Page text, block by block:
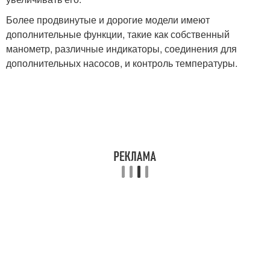
Более продвинутые и дорогие модели имеют
дополнительные функции, такие как собственный
манометр, различные индикаторы, соединения для
дополнительных насосов, и контроль температуры.